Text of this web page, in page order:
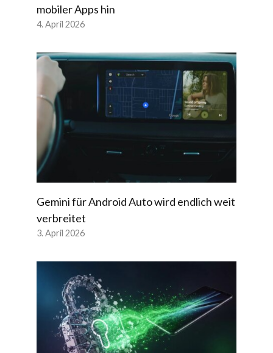
mobiler Apps hin
4. April 2026
Gemini für Android Auto wird endlich weit
verbreitet
3. April 2026